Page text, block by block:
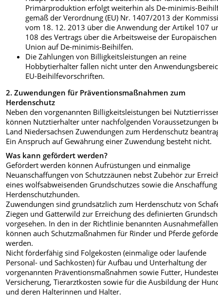
Primärproduktion erfolgt weiterhin als De-minimis-
gemäß der Verordnung (EU) Nr. 1407/2013 der
vom 18. 12. 2013 über die Anwendung der Artikel 107
108 des Vertrags über die Arbeitsweise der Europäischen
Union auf De-minimis-Beihilfen.
Die Zahlungen von Billigkeitsleistungen an reine
Hobbytierhalter fallen nicht unter den
EU-Beihilfevorschriften.
2. Zuwendungen für Präventionsmaßnahmen zum
Herdenschutz
Neben den vorgenannten Billigkeitsleistungen bei
können Nutztierhalter unter nachfolgenden Voraussetzungen
Land Niedersachsen Zuwendungen zum Herdenschutz
Ein Anspruch auf Gewährung einer Zuwendung besteht nicht.
Was kann gefördert werden?
Gefördert werden können Aufrüstungen und einmalige
Neuanschaffungen von Schutzzäunen nebst Zubehör zur
eines wolfsabweisenden Grundschutzes sowie die
Herdenschutzhunden.
Zuwendungen sind grundsätzlich zum Herdenschutz von
Ziegen und Gatterwild zur Erreichung des definierten
vorgesehen. In den in der Richtlinie benannten Ausnahmefällen
können auch Schutzmaßnahmen für Rinder und Pferde
werden.
Nicht förderfähig sind Folgekosten (einmalige oder laufende
Personal- und Sachkosten) für Aufbau und Unterhaltung der
vorgenannten Präventionsmaßnahmen sowie Futter,
Versicherung, Tierarztkosten sowie für die Ausbildung der
und deren Halterinnen und Halter.